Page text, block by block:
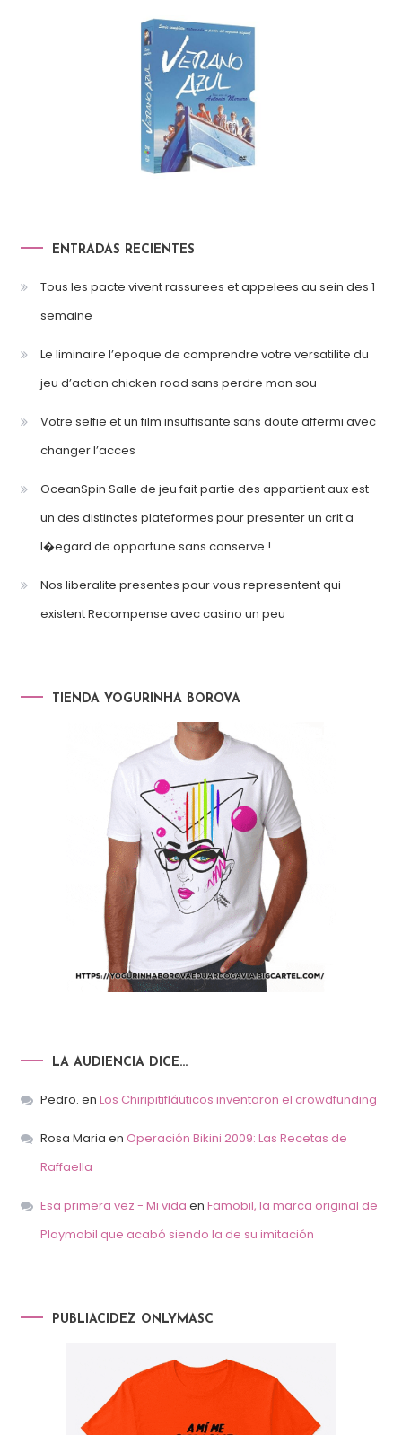
ENTRADAS RECIENTES
Tous les pacte vivent rassurees et appelees au sein des 1
semaine
Le liminaire l’epoque de comprendre votre versatilite du
jeu d’action chicken road sans perdre mon sou
Votre selfie et un film insuffisante sans doute affermi avec
changer l’acces
OceanSpin Salle de jeu fait partie des appartient aux est
un des distinctes plateformes pour presenter un crit a
l�egard de opportune sans conserve !
Nos liberalite presentes pour vous representent qui
existent Recompense avec casino un peu
TIENDA YOGURINHA BOROVA
LA AUDIENCIA DICE…
Pedro. en Los Chiripitifláuticos inventaron el crowdfunding
Rosa Maria en Operación Bikini 2009: Las Recetas de
Raffaella
Esa primera vez - Mi vida en Famobil, la marca original de
Playmobil que acabó siendo la de su imitación
PUBLIACIDEZ ONLYMASC